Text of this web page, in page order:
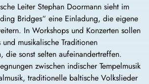
Leiter Stephan Doormann sieht im
Bridges“ eine Einladung, die eigene
In Workshops und Konzerten sollen
musikalische Traditionen
die sonst selten aufeinandertreffen.
zwischen indischer Tempelmusik
traditionelle baltische Volkslieder